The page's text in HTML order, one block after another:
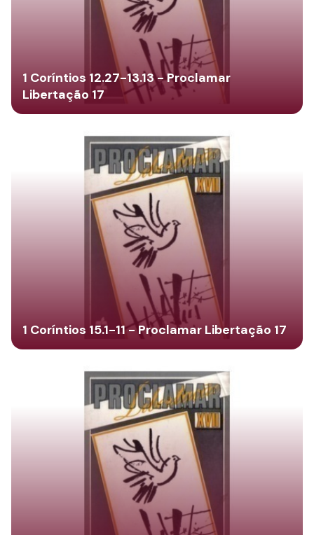
1 Coríntios 12.27-13.13 - Proclamar
Libertação 17
1 Coríntios 15.1-11 - Proclamar Libertação 17